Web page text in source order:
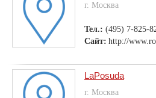
г. Москва
Тел.: (495) 7-825-
Сайт: http://
LaPosuda
г. Москва